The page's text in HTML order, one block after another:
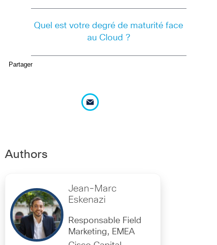
Quel est votre degré de maturité face
au Cloud ?
Partager
Authors
Jean-Marc
Eskenazi
Responsable Field
Marketing, EMEA